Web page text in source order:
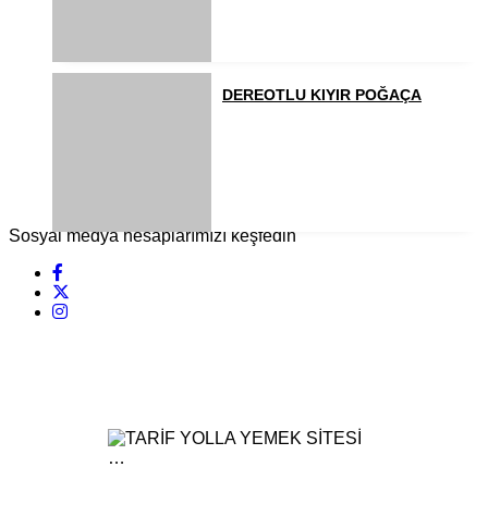
DEREOTLU KIYIR POĞAÇA
Sosyal medya hesaplarımızı keşfedin